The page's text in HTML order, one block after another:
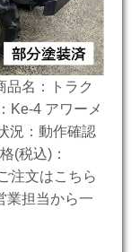
品名：トラク
Ke-4 アワーメ
況：動作確認
(税込)：
注文はこちら
担当から一